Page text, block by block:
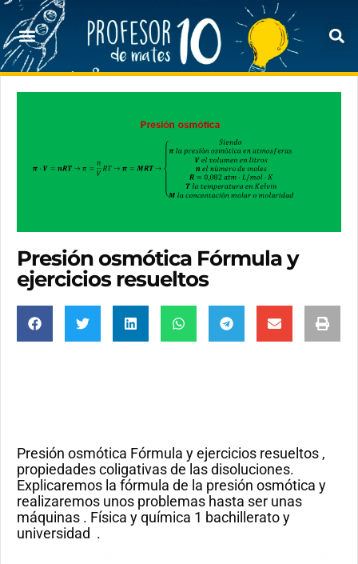
Presión osmótica Fórmula y
ejercicios resueltos
Presión osmótica Fórmula y ejercicios resueltos ,
propiedades coligativas de las disoluciones.
Explicaremos la fórmula de la presión osmótica y
realizaremos unos problemas hasta ser unas
máquinas . Física y química 1 bachillerato y
universidad .